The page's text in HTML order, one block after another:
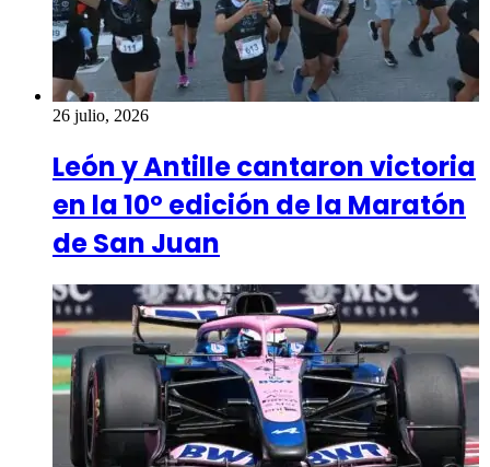
26 julio, 2026
León y Antille cantaron victoria
en la 10º edición de la Maratón
de San Juan